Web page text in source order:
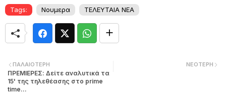
Tags: Νουμερα ΤΕΛΕΥΤΑΙΑ ΝΕΑ
ΝΕΌΤΕΡΗ
ΠΑΛΑΙΌΤΕΡΗ
ΠΡΕΜΙΕΡΕΣ: Δείτε αναλυτικά τα
15' της τηλεθέασης στο prime
time...